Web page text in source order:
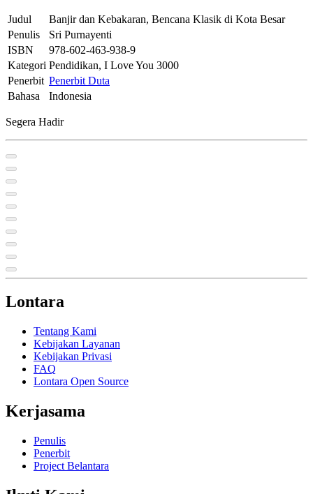
Judul
Banjir dan Kebakaran, Bencana Klasik di Kota Besar
Penulis
Sri Purnayenti
ISBN
978-602-463-938-9
Kategori Pendidikan, I Love You 3000
Penerbit Penerbit Duta
Bahasa
Indonesia
Segera Hadir
Lontara
Tentang Kami
Kebijakan Layanan
Kebijakan Privasi
FAQ
Lontara Open Source
Kerjasama
Penulis
Penerbit
Project Belantara